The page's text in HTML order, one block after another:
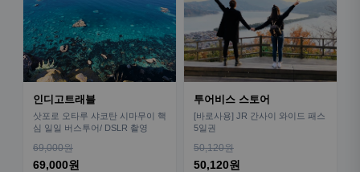
인디고트래블
삿포로 오타루 샤코탄 시마무이 핵
심 일일 버스투어/ DSLR 촬영
69,000원
69,000원
투어비스 스토어
[바로사용] JR 간사이 와이드 패스
5일권
50,120원
50,120원